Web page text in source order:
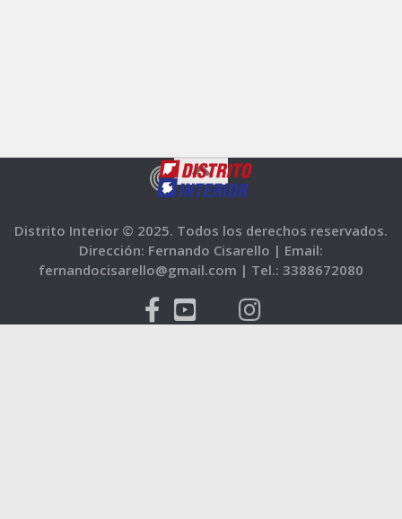
Distrito Interior © 2025. Todos los derechos reservados.
Dirección: Fernando Cisarello | Email:
fernandocisarello@gmail.com | Tel.: 3388672080